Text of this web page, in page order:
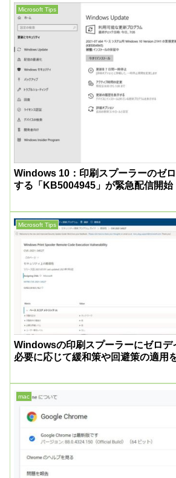
Microsoft Tips
Windows 10：印刷スプーラーのゼ
する「KB5004945」が緊急配信開始
Microsoft Tips
Windowsの印刷スプーラーにゼロデ
必要に応じて緩和策や回避策の適用
mac